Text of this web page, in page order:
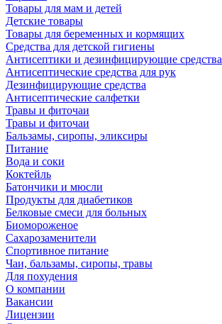
Товары для мам и детей
Детские товары
Товары для беременных и кормящих
Средства для детской гигиены
Антисептики и дезинфицирующие средства
Антисептические средства для рук
Дезинфицирующие средства
Антисептические салфетки
Травы и фиточаи
Травы и фиточаи
Бальзамы, сиропы, эликсиры
Питание
Вода и соки
Коктейль
Батончики и мюсли
Продукты для диабетиков
Белковые смеси для больных
Биомороженое
Сахарозаменители
Спортивное питание
Чаи, бальзамы, сиропы, травы
Для похудения
О компании
Вакансии
Лицензии